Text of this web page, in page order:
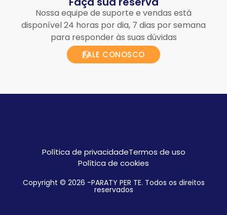
Nossa equipe de suporte e vendas está
disponível 24 horas por dia, 7 dias por semana
para responder às suas dúvidas
FALE CONOSCO
Política de privacidadeTermos de uso
Política de cookies
Copyright © 2026 -PARATY PER TE. Todos os direitos
reservados